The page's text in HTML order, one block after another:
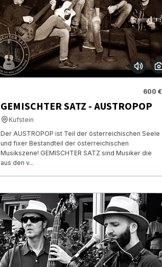
600 €
GEMISCHTER SATZ - AUSTROPOP
Kufstein
Der AUSTROPOP ist Teil der österreichischen Seele
und fixer Bestandteil der österreichischen
Musikszene! GEMISCHTER SATZ sind Musiker die
aus den v...